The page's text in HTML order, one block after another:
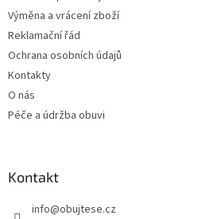
Výměna a vrácení zboží
Reklamační řád
Ochrana osobních údajů
Kontakty
O nás
Péče a údržba obuvi
Kontakt
info@obujtese.cz